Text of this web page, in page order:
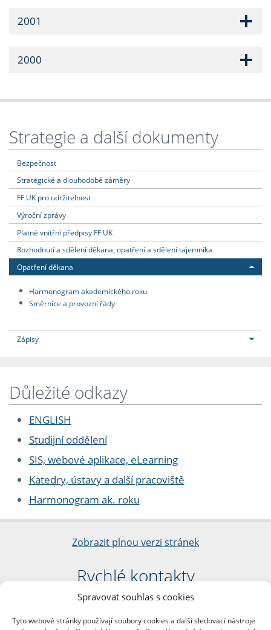
Spravovat souhlas s cookies
Tyto webové stránky používají soubory cookies a další sledovací nástroje
2001
2000
Strategie a další dokumenty
Bezpečnost
Strategické a dlouhodobé záměry
FF UK pro udržitelnost
Výroční zprávy
Platné vnitřní předpisy FF UK
Rozhodnutí a sdělení děkana, opatření a sdělení tajemníka
Opatření děkana
Harmonogram akademického roku
Směrnice a provozní řády
Zápisy
Důležité odkazy
ENGLISH
Studijní oddělení
SIS, webové aplikace, eLearning
Katedry, ústavy a další pracoviště
Harmonogram ak. roku
Zobrazit plnou verzi stránek
Rychlé kontakty
Filozofická fakulta
nám. Jana Palacha 1/2